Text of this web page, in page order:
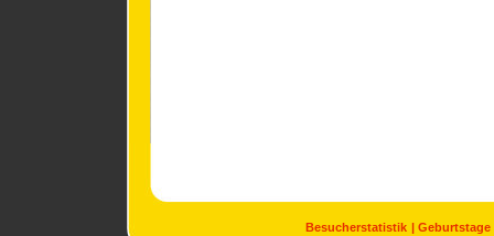
Besucherstatistik Geburtstage